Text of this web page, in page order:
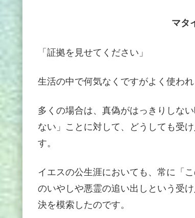
マタ
「証拠を見せてください」
生活の中で何気なくですがよく使われ
多くの場合は、真偽がはっきりしな
ない」ことに対して、どうしても受
す。
イエスの公生涯においても、常に「
のいやしや悪霊の追い出しという受
決を模索したのです。